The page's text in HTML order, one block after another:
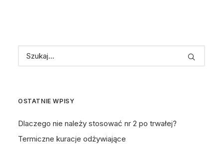
OSTATNIE WPISY
Dlaczego nie należy stosować nr 2 po trwałej?
Termiczne kuracje odżywiające